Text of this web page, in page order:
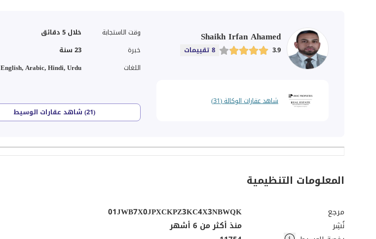
Shaikh Irfan Ahamed
3.9 8 تقييمات
شاهد عقارات الوكالة (31)
وقت الاستجابة
خلال 5 دقائق
خبرة
23 سنة
اللغات
English, Arabic, Hindi, Urdu
(21) شاهد عقارات الوسيط
المعلومات التنظيمية
مرجع
01JWB7X0JPXCKPZ3KC4X3NBWQK
نُشِر
منذ أكثر من 6 أشهر